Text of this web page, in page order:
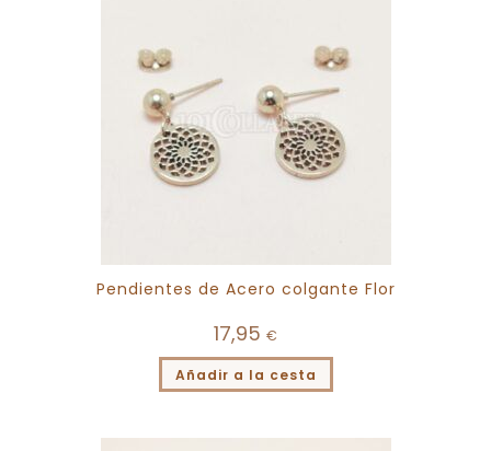
Pendientes de Acero colgante Flor
17,95 €
Añadir a la cesta